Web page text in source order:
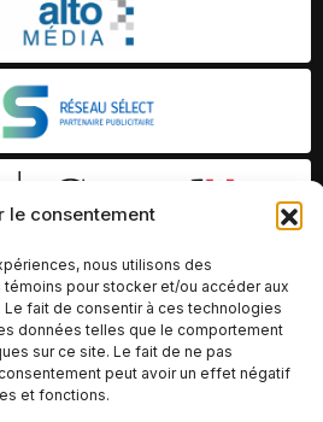
le consentement
nous utilisons des
pour stocker et/ou accéder aux
fait de consentir à ces technologies
données telles que le comportement
sur ce site. Le fait de ne pas
peut avoir un effet négatif
et fonctions.